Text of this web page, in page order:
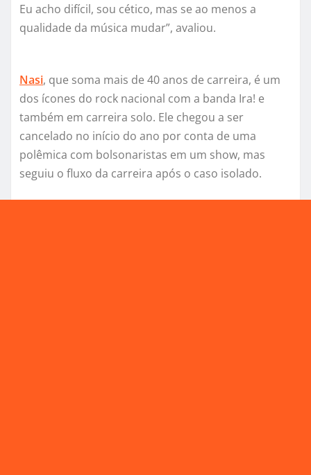
Eu acho difícil, sou cético, mas se ao menos a
qualidade da música mudar”, avaliou.
Nasi, que soma mais de 40 anos de carreira, é um
dos ícones do rock nacional com a banda Ira! e
também em carreira solo. Ele chegou a ser
cancelado no início do ano por conta de uma
polêmica com bolsonaristas em um show, mas
seguiu o fluxo da carreira após o caso isolado.